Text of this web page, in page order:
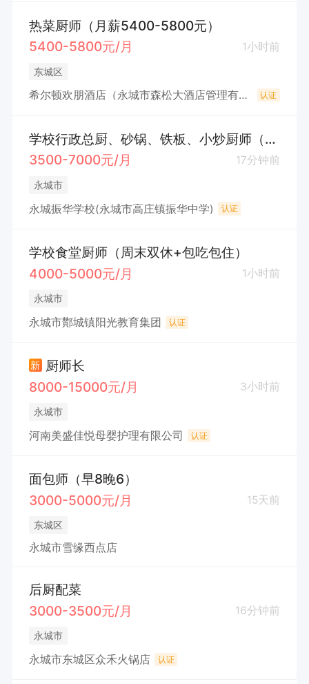
热菜厨师（月薪5400-5800元）
5400-5800元/月
1小时前
东城区
希尔顿欢朋酒店（永城市森松大酒店管理有限公司） 认证
学校行政总厨、砂锅、铁板、小炒厨师（双休、节假日）
3500-7000元/月
17分钟前
永城市
永城振华学校(永城市高庄镇振华中学) 认证
学校食堂厨师（周末双休+包吃包住）
4000-5000元/月
1小时前
永城市
永城市酇城镇阳光教育集团 认证
新 厨师长
8000-15000元/月
3小时前
永城市
河南美盛佳悦母婴护理有限公司 认证
面包师（早8晚6）
3000-5000元/月
15天前
东城区
永城市雪缘西点店
后厨配菜
3000-3500元/月
16分钟前
永城市
永城市东城区众禾火锅店 认证